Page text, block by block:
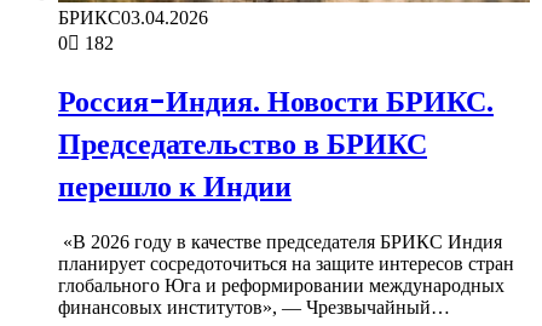
БРИКС03.04.2026
0
182
Россия-Индия. Новости БРИКС.
Председательство в БРИКС
перешло к Индии
«В 2026 году в качестве председателя БРИКС Индия
планирует сосредоточиться на защите интересов стран
глобального Юга и реформировании международных
финансовых институтов», — Чрезвычайный…